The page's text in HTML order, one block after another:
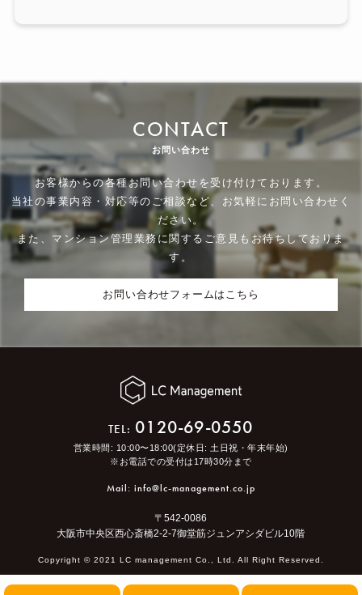
CONTACT
お問い合わせ
お客様からの各種お問い合わせを受け付けております。
当社の事業内容・対応等のご相談など、お気軽にお問い合わせく
ださい。
また、マンション管理業務に関するご意見もお待ちしておりま
す。
お問い合わせフォームはこちら
TEL: 0120-69-0550
営業時間: 10:00〜18:00(定休日: 土日祝・年末年始)
※お電話での受付は17時30分まで
Mail: info@lc-management.co.jp
〒542-0086
大阪市中央区西心斎橋2-2-7御堂筋ジュンアシダビル10階
Copyright ©︎ 2021 LC management Co., Ltd. All Right Reserved.